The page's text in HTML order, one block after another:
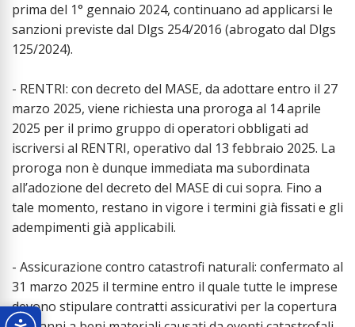
prima del 1° gennaio 2024, continuano ad applicarsi le
sanzioni previste dal Dlgs 254/2016 (abrogato dal Dlgs
125/2024).
- RENTRI: con decreto del MASE, da adottare entro il 27
marzo 2025, viene richiesta una proroga al 14 aprile
2025 per il primo gruppo di operatori obbligati ad
iscriversi al RENTRI, operativo dal 13 febbraio 2025. La
proroga non è dunque immediata ma subordinata
all’adozione del decreto del MASE di cui sopra. Fino a
tale momento, restano in vigore i termini già fissati e gli
adempimenti già applicabili.
- Assicurazione contro catastrofi naturali: confermato al
31 marzo 2025 il termine entro il quale tutte le imprese
devono stipulare contratti assicurativi per la copertura